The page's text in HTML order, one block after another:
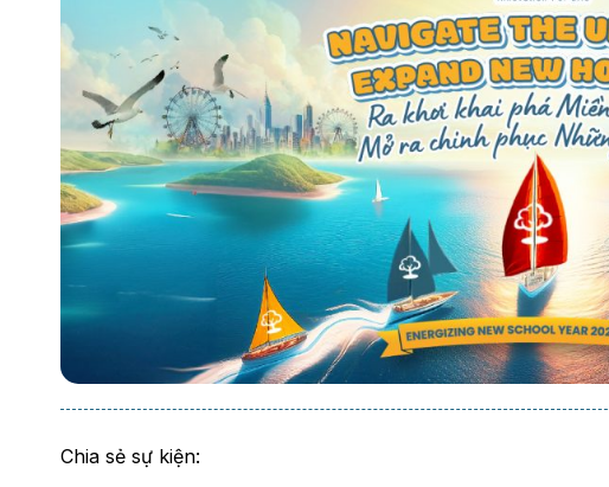
Chia sẻ sự kiện: